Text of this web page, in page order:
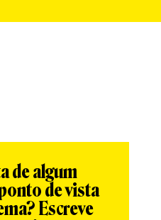
de algum
de vista
Escreve